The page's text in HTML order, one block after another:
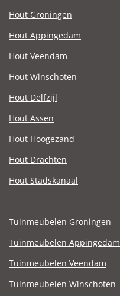
Hout Groningen
Hout Appingedam
Hout Veendam
Hout Winschoten
Hout Delfzijl
Hout Assen
Hout Hoogezand
Hout Drachten
Hout Stadskanaal
Tuinmeubelen Groningen
Tuinmeubelen Appingedam
Tuinmeubelen Veendam
Tuinmeubelen Winschoten